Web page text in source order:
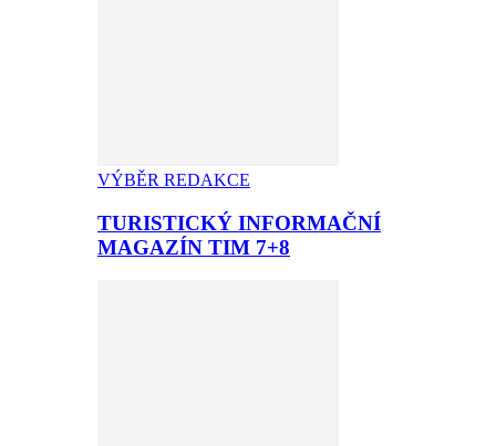
VÝBĚR REDAKCE
TURISTICKÝ INFORMAČNÍ
MAGAZÍN TIM 7+8